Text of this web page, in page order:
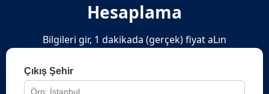
Hesaplama
Bilgileri gir, 1 dakikada (gerçek) fiyat aLın
Çıkış Şehir